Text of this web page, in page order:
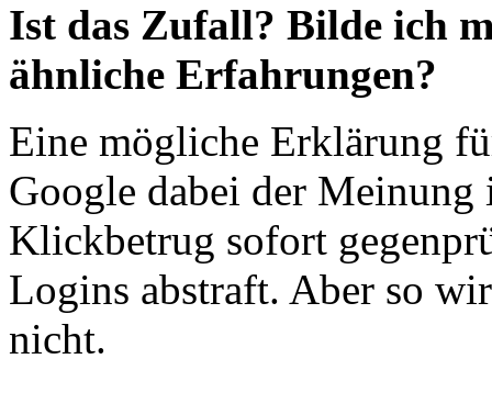
Ist das Zufall? Bilde ich
ähnliche Erfahrungen?
Eine mögliche Erklärung
Google dabei der Meinung
Klickbetrug sofort
Logins abstraft. Aber so
nicht.